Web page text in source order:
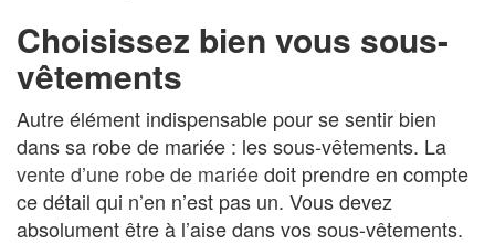
Choisissez bien vous sous-
vêtements
Autre élément indispensable pour se sentir bien
dans sa robe de mariée : les sous-vêtements. La
vente d’une robe de mariéedoit prendre en compte
ce détail qui n’en n’est pas un. Vous devez
absolument être à l’aise dans vos sous-vêtements.